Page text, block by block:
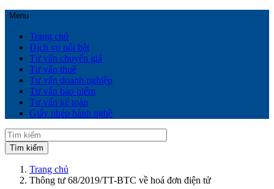
Menu
Trang chủ
Dịch vụ nổi bật
Tư vấn chuyển giá
Tư vấn thuế
Tư vấn doanh nghiệp
Tư vấn bảo hiểm
Tư vấn kế toán
Giấy phép hành nghề
Trang chủ
Thông tư 68/2019/TT-BTC về hoá đơn điện tử